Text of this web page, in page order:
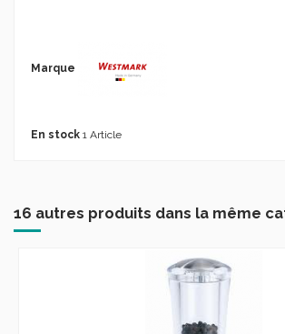
Marque
En stock 1 Article
16 autres produits dans la même